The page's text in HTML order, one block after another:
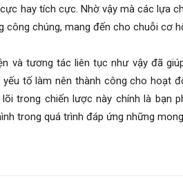
hay tích cực. Nhờ vậy mà các lựa
công chúng, mang đến cho chuỗi cơ
và tương tác liên tục như vậy đã
yếu tố làm nên thành công cho hoạt
trong chiến lược này chính là bạn
trong quá trình đáp ứng những